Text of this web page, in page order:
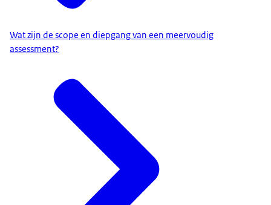
Wat zijn de scope en diepgang van een meervoudig
assessment?